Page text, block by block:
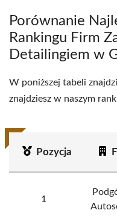
Porównanie
Rankingu Firm
Detailingiem w
W poniższej tabeli
znajdziesz w naszym
Pozycja
1